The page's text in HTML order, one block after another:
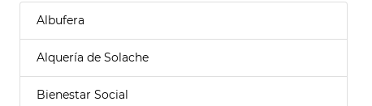
Albufera
Alquería de Solache
Bienestar Social